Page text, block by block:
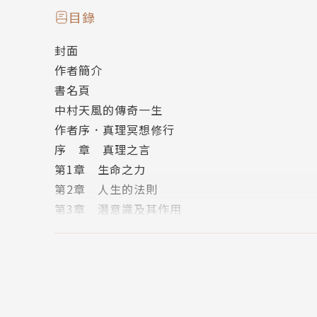
★ 日本亞馬遜暢銷總榜 TOP 1、2023 年度暢銷書
★ 國際政商名流：富豪家族成員「洛克菲勒三世
✦ 創造萬物的宇宙，將為你顯化一切！✦
肺部中彈的士兵，竟憑藉言語之力，從致命傷勢中
港口搬運工如何用意念戰勝逆境，成為家喻戶曉的
罹患肺結核的江湖浪子，何以懷抱信念，以 92
目錄
封面
作者簡介
書名頁
中村天風的傳奇一生
作者序．真理冥想修行
序 章 真理之言
第1章 生命之力
第2章 人生的法則
第3章 潛意識及其作用